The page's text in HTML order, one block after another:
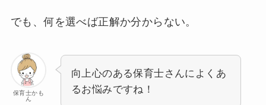
でも、何を選べば正解か分からない。
保育士かも
ん
向上心のある保育士さんによくあ
るお悩みですね！